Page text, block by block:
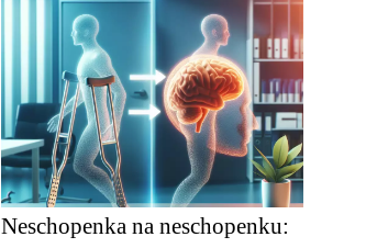
Neschopenka na neschopenku: